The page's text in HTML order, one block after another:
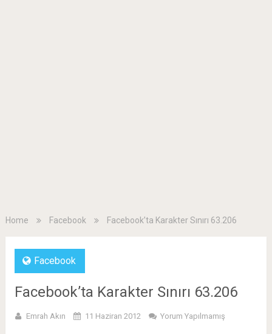
Home Facebook Facebook’ta Karakter Sınırı 63.206
Facebook
Facebook’ta Karakter Sınırı 63.206
Emrah Akın 11 Haziran 2012 Yorum Yapılmamış